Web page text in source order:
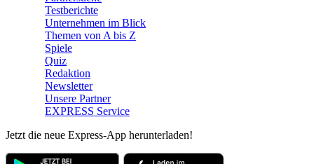
Testberichte
Unternehmen im Blick
Themen von A bis Z
Spiele
Quiz
Redaktion
Newsletter
Unsere Partner
EXPRESS Service
Jetzt die neue Express-App herunterladen!